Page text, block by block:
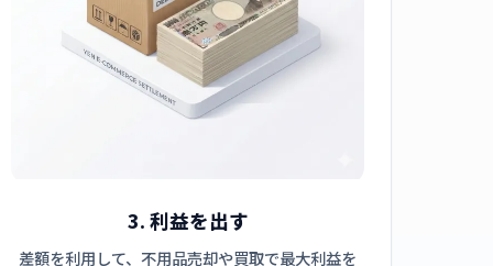
3. 利益を出す
差額を利用して、不用品売却や買取で最大利益を